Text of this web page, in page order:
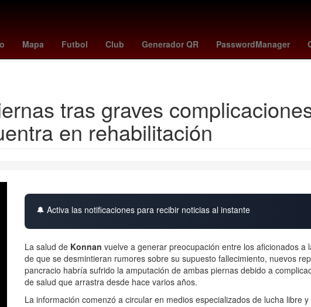
Mapa Futbol Club Generador QR PasswordManager
División de México Carson Wentz Gobierno Facultad de Ciencias Políticas
tras graves
en rehabilitación
🔔 Activa las notificaciones para recibir noticias al instante
La salud de Konnan vuelve a generar preocupación entre los aficionados
de que se desmintieran rumores sobre su supuesto fallecimiento, nuevos
pancracio habría sufrido la amputación de ambas piernas debido a
de salud que arrastra desde hace varios años.
La información comenzó a circular en medios especializados de lucha libre